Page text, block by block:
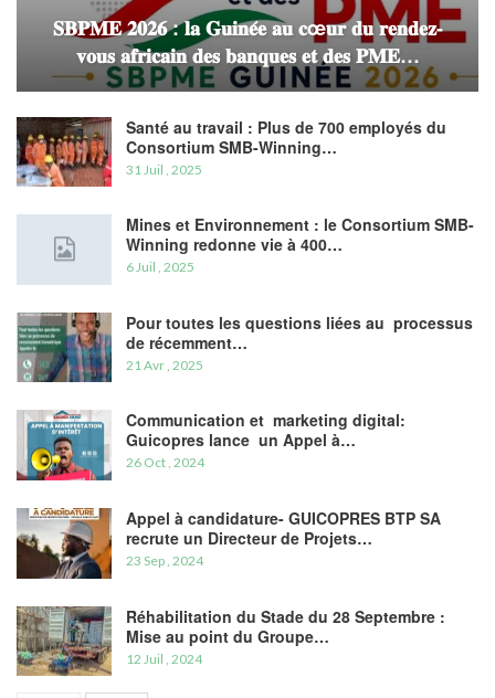
𝐒𝐁𝐏𝐌𝐄 𝟐𝟎𝟐𝟔 : 𝐥𝐚 𝐆𝐮𝐢𝐧𝐞́𝐞 𝐚𝐮 𝐜œ𝐮𝐫 𝐝𝐮 𝐫𝐞𝐧𝐝𝐞𝐳-
𝐯𝐨𝐮𝐬 𝐚𝐟𝐫𝐢𝐜𝐚𝐢𝐧 𝐝𝐞𝐬 𝐛𝐚𝐧𝐪𝐮𝐞𝐬 𝐞𝐭 𝐝𝐞𝐬 𝐏𝐌𝐄…
Santé au travail : Plus de 700 employés du
Consortium SMB-Winning…
31 Juil , 2025
Mines et Environnement : le Consortium SMB-
Winning redonne vie à 400…
6 Juil , 2025
Pour toutes les questions liées au processus
de récemment…
21 Avr , 2025
Communication et marketing digital:
Guicopres lance un Appel à…
26 Oct , 2024
Appel à candidature- GUICOPRES BTP SA
recrute un Directeur de Projets…
23 Sep , 2024
Réhabilitation du Stade du 28 Septembre :
Mise au point du Groupe…
12 Juil , 2024